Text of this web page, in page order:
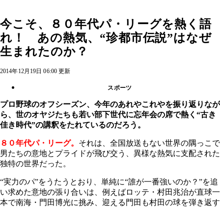
今こそ、８０年代パ・リーグを熱く語
れ！ あの熱気、“珍都市伝説”はなぜ
生まれたのか？
2014年12月19日 06:00 更新
スポーツ
プロ野球のオフシーズン、今年のあれやこれやを振り返りなが
ら、世のオヤジたちも若い部下世代に忘年会の席で熱く“古き
佳き時代”の講釈をたれているのだろう。
８０年代パ・リーグ。 それは、全国放送もない世界の隅っこで
男たちの意地とプライドが飛び交う、異様な熱気に支配された
独特の世界だった。
“実力のパ”をうたうとおり、単純に“誰が一番強いのか？”を追
い求めた意地の張り合いは、例えばロッテ・村田兆治が直球一
本で南海・門田博光に挑み、迎える門田も村田の球を弾き返す